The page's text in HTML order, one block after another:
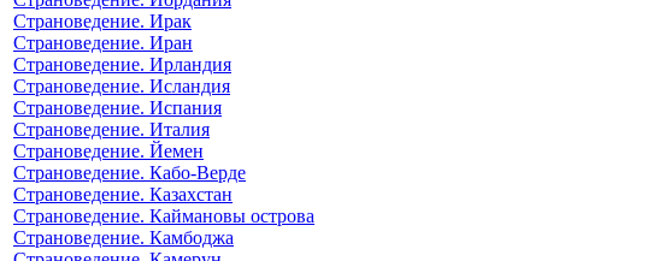
Страноведение. Ирак
Страноведение. Иран
Страноведение. Ирландия
Страноведение. Исландия
Страноведение. Испания
Страноведение. Италия
Страноведение. Йемен
Страноведение. Кабо-Верде
Страноведение. Казахстан
Страноведение. Каймановы острова
Страноведение. Камбоджа